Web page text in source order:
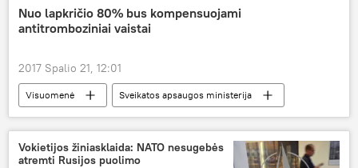
Šiaurės srautas
Nord Stream-2
Dujotiekio "Nord Stream-2" statyba
Nuo lapkričio 80% bus kompensuojami
antitromboziniai vaistai
2017 Spalio 21, 12:01
Visuomenė
Sveikatos apsaugos ministerija
vaistai
kompensuojamieji vaistai
Vokietijos žiniasklaida: NATO nesugebės
atremti Rusijos puolimo